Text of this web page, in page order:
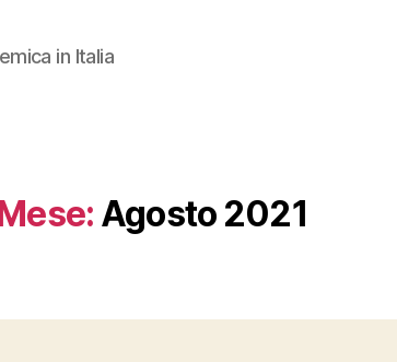
in Italia
Agosto 2021